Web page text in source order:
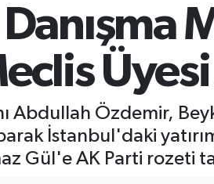
Üyesi
Abdullah Özdemir,
İstanbul'daki
Gül'e AK Parti rozeti